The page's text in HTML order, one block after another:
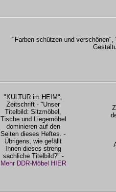
"Farben schützen und
"KULTUR im HEIM",
Zeitschrift - "Unser
Titelbild: Sitzmöbel,
Tische und Liegemöbel
dominieren auf den
Seiten dieses Heftes. -
Übrigens, wie gefällt
Ihnen dieses streng
sachliche Titelbild?" -
Mehr DDR-Möbel HIER